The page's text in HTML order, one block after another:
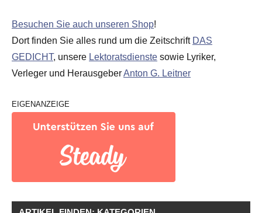
Besuchen Sie auch unseren Shop!
Dort finden Sie alles rund um die Zeitschrift DAS
GEDICHT, unsere Lektoratsdienste sowie Lyriker,
Verleger und HerausgeberAnton G. Leitner
EIGENANZEIGE